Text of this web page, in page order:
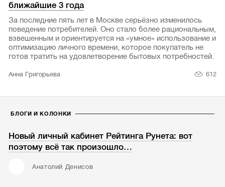
ближайшие 3 года
За последние пять лет в Москве серьёзно изменилось
поведение потребителей. Оно стало более рациональным,
взвешенным и ориентируется на «умное» использование и
оптимизацию личного времени, которое покупатель не
готов тратить на удовлетворение бытовых потребностей.
Анна Григорьева 612
БЛОГИ И КОЛОНКИ
Новый личный кабинет Рейтинга Рунета: вот
поэтому всё так произошло…
Анатолий Денисов